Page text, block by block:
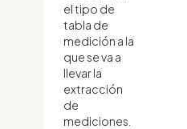
el tipo de
tabla de
medición a la
que se va a
llevar la
extracción
de
mediciones.